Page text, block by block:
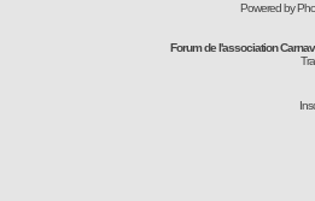
Powered by
Forum de l'association